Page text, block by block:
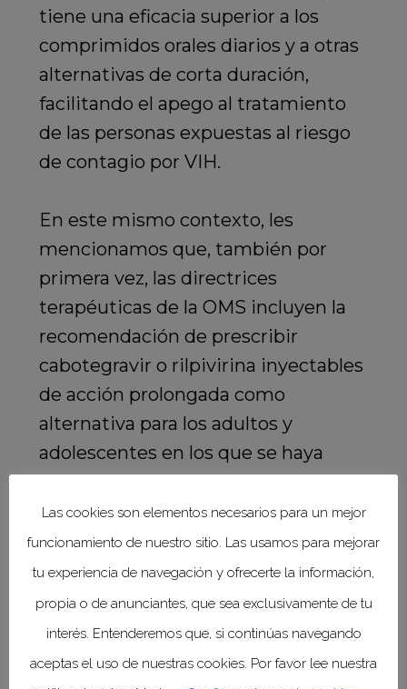
tiene una eficacia superior a los
comprimidos orales diarios y a otras
alternativas de corta duración,
facilitando el apego al tratamiento
de las personas expuestas al riesgo
de contagio por VIH.
En este mismo contexto, les
mencionamos que, también por
primera vez, las directrices
terapéuticas de la OMS incluyen la
recomendación de prescribir
cabotegravir o rilpivirina inyectables
de acción prolongada como
alternativa para los adultos y
adolescentes en los que se haya
logrado una supresión vírica
completa con antirretrovíricos
orales, y que no tengan una
infección activa por el virus de la
hepatitis B. Gracias a este enfoque
será posible atender con mayor
calidad y precisión a las personas
Las cookies son elementos necesarios para un mejor
funcionamiento de nuestro sitio. Las usamos para mejorar
tu experiencia de navegación y ofrecerte la información,
propia o de anunciantes, que sea exclusivamente de tu
interés. Entenderemos que, si continúas navegando
aceptas el uso de nuestras cookies. Por favor lee nuestra